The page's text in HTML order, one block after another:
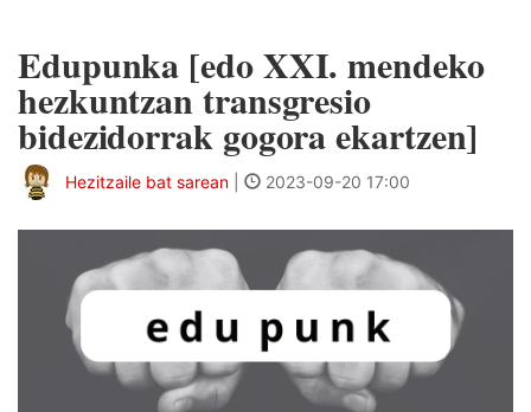
Edupunka [edo XXI. mendeko
hezkuntzan transgresio
bidezidorrak gogora ekartzen]
Hezitzaile bat sarean 2023-09-20 17:00